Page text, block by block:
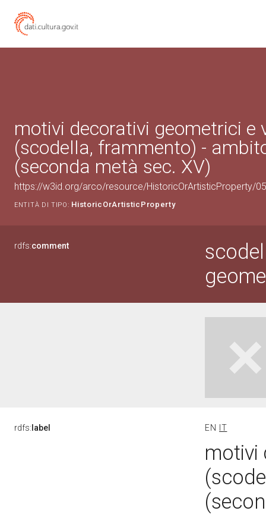
motivi decorativi geometrici e
(scodella, frammento) -
(seconda metà sec. XV)
https://w3id.org/arco/resource/HistoricOrArtisticProperty/
ENTITÀ DI TIPO: HistoricOrArtisticProperty
rdfs:comment
rdfs: label EN IT
motivi